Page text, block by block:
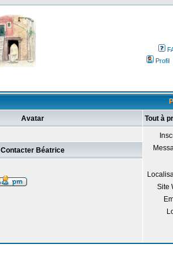
Profil
Avatar Tout à
Site
Contacter Béatrice